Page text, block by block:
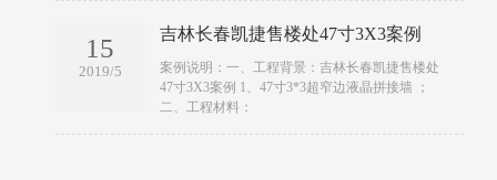
15
2019/5
吉林长春凯捷售楼处47寸3X3案例
​​案例说明：一、工程背景：吉林长春凯捷售楼处
47寸3X3案例 1、47寸3*3超窄边液晶拼接墙 ；
二、工程材料：